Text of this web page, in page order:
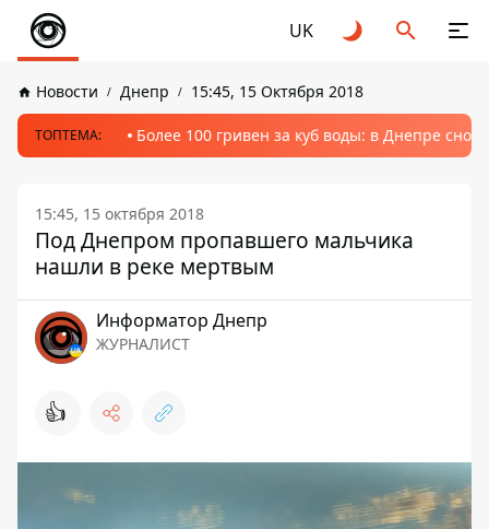
UK
Новости Днепр 15:45, 15 Октября 2018
ТОПТЕМА: Более 100 гривен за куб воды: в Днепре
15:45, 15 октября 2018
Под Днепром пропавшего мальчика
нашли в реке мертвым
Информатор Днепр
ЖУРНАЛИСТ
👍